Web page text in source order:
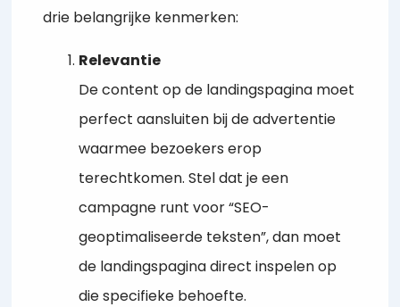
drie belangrijke kenmerken:
Relevantie
De content op de landingspagina moet
perfect aansluiten bij de advertentie
waarmee bezoekers erop
terechtkomen. Stel dat je een
campagne runt voor “SEO-
geoptimaliseerde teksten”, dan moet
de landingspagina direct inspelen op
die specifieke behoefte.